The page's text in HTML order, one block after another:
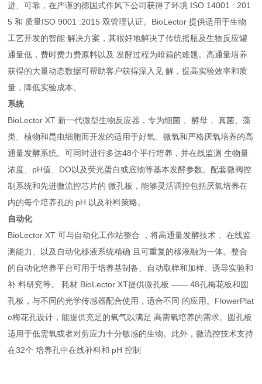
进、可靠，在严谨的德国式作风下公司获得了环境 ISO 14001 : 201
5 和 质量ISO 9001 :2015 双管理认证。BioLector 提供适用于生物
工艺开发的智能 解决方案，其很好地解决了传统摇瓶及生物反应罐
通量低，费时费力费原料以及 发酵过程为暗箱的难题。高通量培养
获得的大量动态数据可帮助客户获得深入见 解，提高实验效率和质
量，降低实验成本。
系统
BioLector XT 新一代微型生物反应器，专为细菌 、酵母 、真菌、藻
类、植物和昆虫细胞而开发的适用于好氧、微氧和严格厌氧培养的高
通量发酵系统。可同时进行多达48个平行培养，并在线监测 生物量
浓度、pH值、DO以及荧光蛋白或底物等基本发酵参数。配套微阀控
制系统和先进微流控芯片的 微孔板，能够灵活调控包括厌氧培养在
内的每个培养孔的 pH 以及补料策略。
自动化
BioLector XT 可与自动化工作站整合 ，将高通量发酵技术 、在线监
测能力、以及自动化移液系统精确 且可重复的移液融为一体。整合
的自动化培养平台可用于培养基制备、自动取样和加样、诱导实验和
补 料研究等。 耗材 BioLector XT提供微孔板 —— 48孔梅花板和圆
孔板，与不同的光学传感器配合使用，适合不同 的应用。FlowerPlat
e梅花孔设计，能提供充足的氧气以满足 高需氧培养的需求。圆孔板
适用于低需氧或者对剪应力十分敏感的生物。此外，微流控技术支持
在32个 培养孔中在线补料和 pH 控制